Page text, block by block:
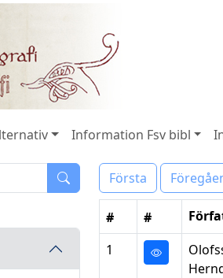
Information Fsv bibl
Första
# #
1